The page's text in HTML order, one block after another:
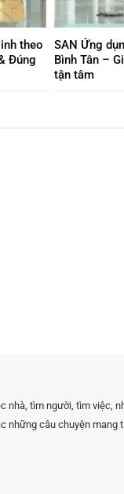
theo
Đúng
SAN Ứng
Bình Tân –
tận tâm
nhà, tìm người, tìm việc,
những câu chuyện mang